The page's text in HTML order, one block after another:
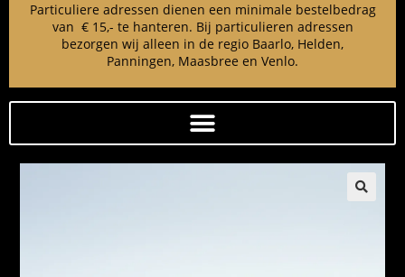
Particuliere adressen dienen een minimale bestelbedrag
van € 15,- te hanteren. Bij particulieren adressen
bezorgen wij alleen in de regio Baarlo, Helden,
Panningen, Maasbree en Venlo.